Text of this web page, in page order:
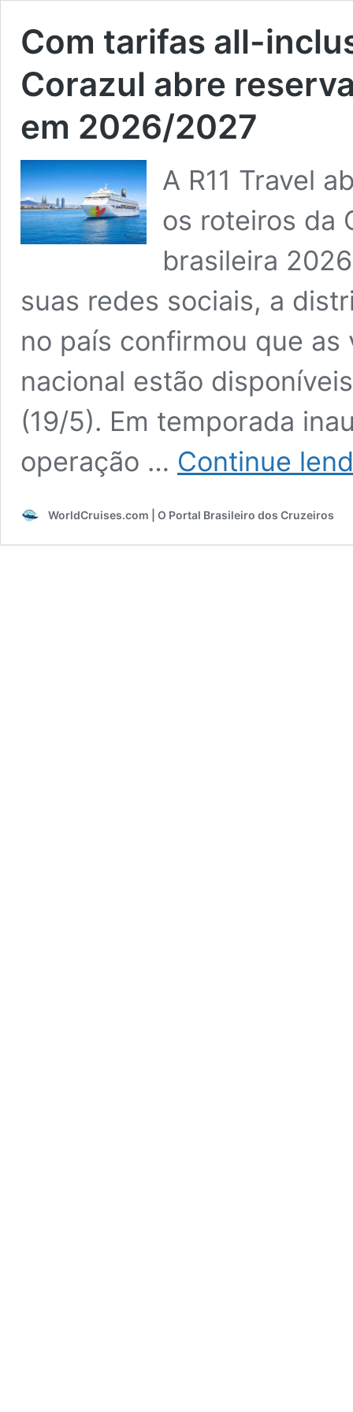
Com tarifas all-
Corazul abre
em 2026/2027
A R11 Travel
os roteiros da
brasileira
suas redes sociais, a
no país confirmou que
nacional estão
(19/5). Em temporada
operação … Continue
WorldCruises.com | O Portal Brasileiro dos Cruzeiros